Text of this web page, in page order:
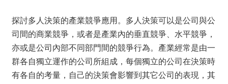
探討多人決策的產業競爭應用。多人決策可以是公司與公
司間的商業競爭，或者是產業內的垂直競爭、水平競爭，
亦或是公司內部不同部門間的競爭行為。產業經常是由一
群各自獨立運作的公司所組成，每個獨立的公司在決策時
有各自的考量，自己的決策會影響到其它公司的表現，其